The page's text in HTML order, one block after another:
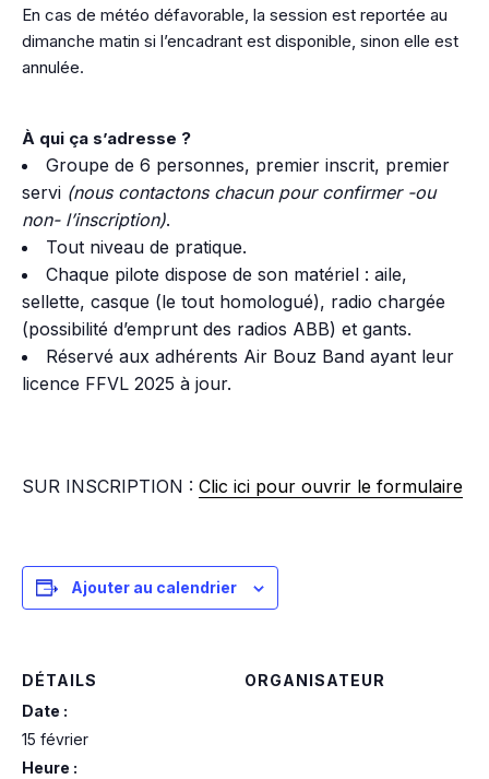
En cas de météo défavorable, la session est reportée au
dimanche matin si l’encadrant est disponible, sinon elle est
annulée.
À qui ça s’adresse ?
Groupe de 6 personnes, premier inscrit, premier
servi (nous contactons chacun pour confirmer -ou
non- l’inscription).
Tout niveau de pratique.
Chaque pilote dispose de son matériel : aile,
sellette, casque (le tout homologué), radio chargée
(possibilité d’emprunt des radios ABB) et gants.
Réservé aux adhérents Air Bouz Band ayant leur
licence FFVL 2025 à jour.
SUR INSCRIPTION : Clic ici pour ouvrir le formulaire
Ajouter au calendrier
DÉTAILS
Date :
15 février
Heure :
ORGANISATEUR